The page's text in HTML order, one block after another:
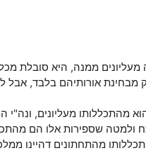
ממנה, היא סובלת
אורותיהם בלבד, אבל
מהתכללותו מעליונים, ונה"י
ולמטה שספירות אלו הם
מהתחתונים דהיינו